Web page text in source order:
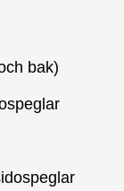
bak)